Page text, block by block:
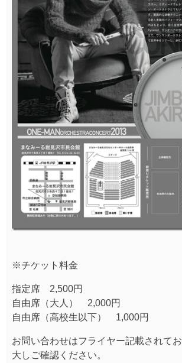
※チケット料金
指定席 2,500円
自由席（大人） 2,000円
自由席（高校生以下） 1,000円
お問い合わせはフライヤー記載されて
大しご確認ください。